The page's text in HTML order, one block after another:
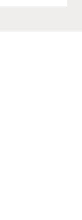
Geforce
Gen 2×2
Power Delivery